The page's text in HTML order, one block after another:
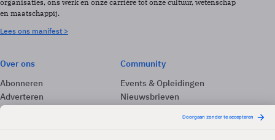
organisaties, ons werk en onze carrière tot onze cultuur, wetenschap
en maatschappij.
Lees ons manifest >
Over ons
Abonneren
Adverteren
Contact
Community
Events & Opleidingen
Nieuwsbrieven